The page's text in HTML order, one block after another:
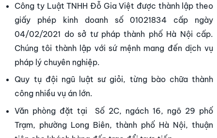
Công ty Luật TNHH Đỗ Gia Việt được thành lập theo
giấy phép kinh doanh số 01021834 cấp ngày
04/02/2021 do sở tư pháp thành phố Hà Nội cấp.
Chúng tôi thành lập với sứ mệnh mang đến dịch vụ
pháp lý chuyên nghiệp.
Quy tụ đội ngũ luật sư giỏi, từng bào chữa thành
công nhiều vụ án lớn.
Văn phòng đặt tại Số 2C, ngách 16, ngõ 29 phố
Trạm, phường Long Biên, thành phố Hà Nội, thuận